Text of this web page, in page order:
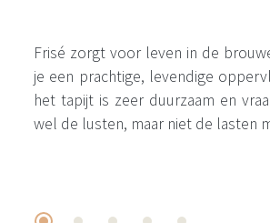
Frisé zorgt voor leven in de
je een prachtige, levendige
het tapijt is zeer duurzaam en
wel de lusten, maar niet de lasten